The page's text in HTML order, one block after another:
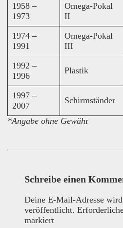
1958 –
1973
Omega-Pokal
II
1974 –
1991
Omega-Pokal
III
1992 –
1996
Plastik
1997 –
2007
Schirmständer
*Angabe ohne Gewähr
Schreibe einen
Deine E-Mail-Adresse
veröffentlicht.
markiert